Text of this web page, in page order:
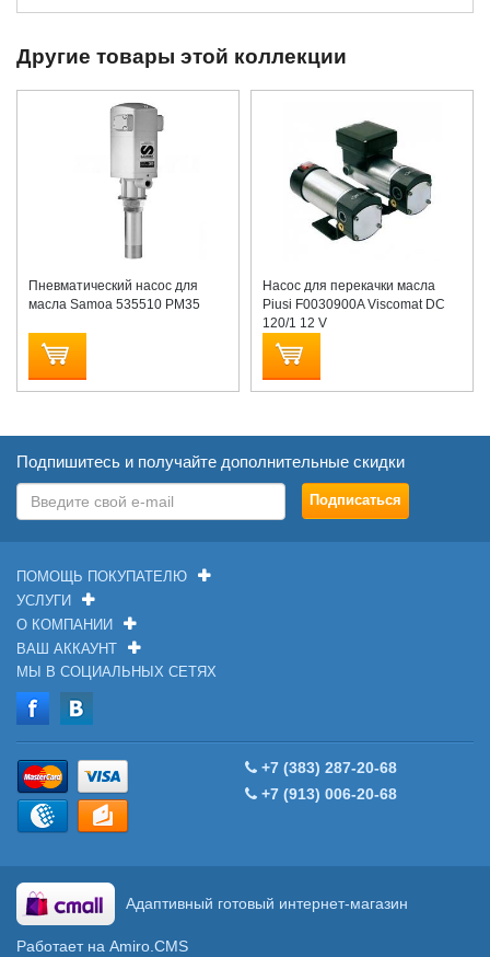
Другие товары этой коллекции
Пневматический насос для
масла Samoa 535510 PM35
Насос для перекачки масла
Piusi F0030900A Viscomat DC
120/1 12 V
Подпишитесь и получайте дополнительные скидки
ПОМОЩЬ ПОКУПАТЕЛЮ
УСЛУГИ
О КОМПАНИИ
ВАШ АККАУНТ
МЫ В СОЦИАЛЬНЫХ СЕТЯХ
+7 (383) 287-20-68
+7 (913) 006-20-68
Адаптивный готовый интернет-магазин
Работает на Amiro.CMS